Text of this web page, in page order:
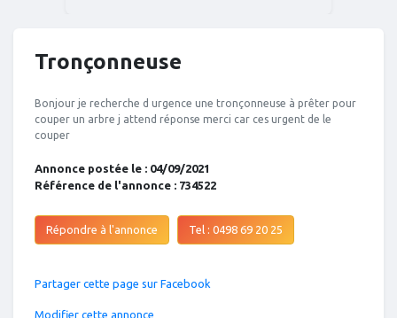
Tronçonneuse
Bonjour je recherche d urgence une tronçonneuse à prêter pour
couper un arbre j attend réponse merci car ces urgent de le
couper
Annonce postée le : 04/09/2021
Référence de l'annonce : 734522
Répondre à l'annonce Tel : 0498 69 20 25
Partager cette page sur Facebook
Modifier cette annonce